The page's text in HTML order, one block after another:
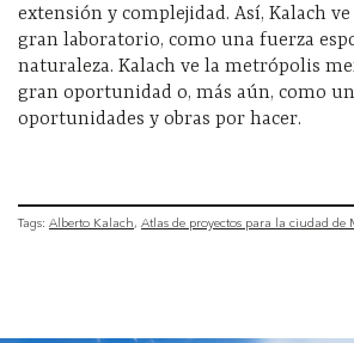
extensión y complejidad. Así, Kalach
gran laboratorio, como una fuerza
naturaleza. Kalach ve la metrópolis
gran oportunidad o, más aún, como
oportunidades y obras por hacer.
Tags: Alberto Kalach Atlas de proyectos para la ciudad de